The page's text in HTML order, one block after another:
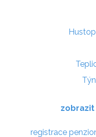
zobrazit
registrace